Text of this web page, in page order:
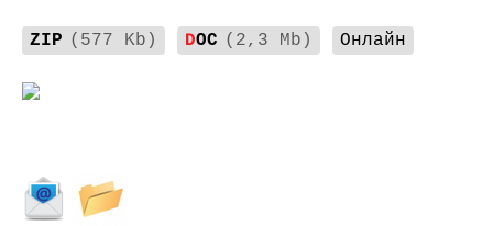
ZIP (577 Kb) DOC (2,3 Mb) Онлайн